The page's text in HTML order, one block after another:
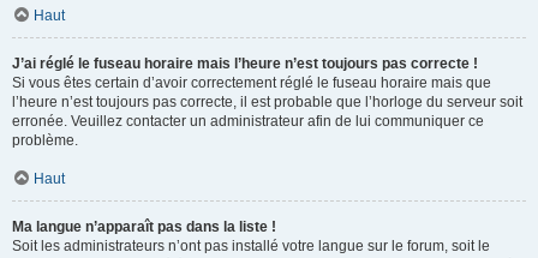
Haut
J’ai réglé le fuseau horaire mais l’heure n’est toujours pas correcte !
Si vous êtes certain d’avoir correctement réglé le fuseau horaire mais que
l’heure n’est toujours pas correcte, il est probable que l’horloge du serveur soit
erronée. Veuillez contacter un administrateur afin de lui communiquer ce
problème.
Haut
Ma langue n’apparaît pas dans la liste !
Soit les administrateurs n’ont pas installé votre langue sur le forum, soit le